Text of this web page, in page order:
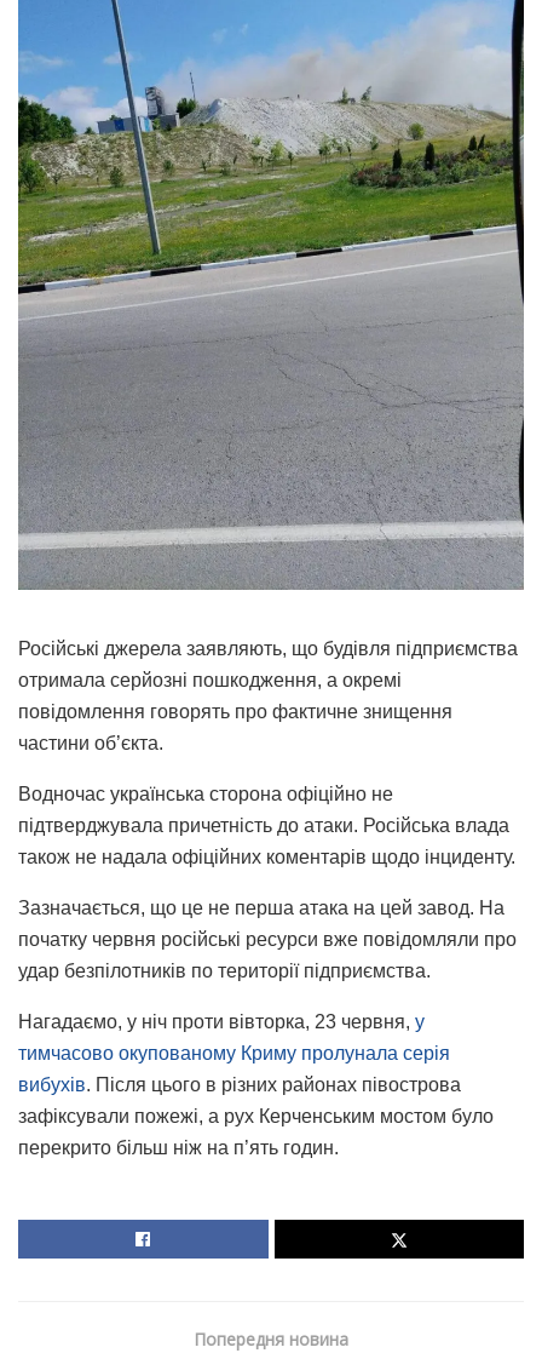
Російські джерела заявляють, що будівля підприємства
отримала серйозні пошкодження, а окремі
повідомлення говорять про фактичне знищення
частини об’єкта.
Водночас українська сторона офіційно не
підтверджувала причетність до атаки. Російська влада
також не надала офіційних коментарів щодо інциденту.
Зазначається, що це не перша атака на цей завод. На
початку червня російські ресурси вже повідомляли про
удар безпілотників по території підприємства.
Нагадаємо, у ніч проти вівторка, 23 червня, у
тимчасово окупованому Криму пролунала серія
вибухів. Після цього в різних районах півострова
зафіксували пожежі, а рух Керченським мостом було
перекрито більш ніж на п’ять годин.
Попередня новина